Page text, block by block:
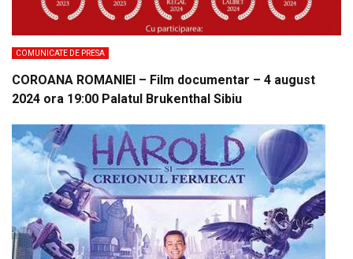
COMUNICATE DE PRESA
COROANA ROMANIEI – Film documentar – 4 august
2024 ora 19:00 Palatul Brukenthal Sibiu